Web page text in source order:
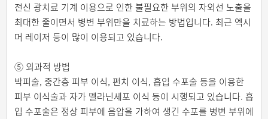
전신 광치료 기계 이용으로 인한 불필요한 부위의 자외선 노출을
최대한 줄이면서 병변 부위만을 치료하는 방법입니다. 최근 엑시
머 레이저 등이 많이 이용되고 있습니다.
⑤ 외과적 방법
박피술, 중간층 피부 이식, 펀치 이식, 흡입 수포술 등을 이용한
피부 이식술과 자가 멜라닌세포 이식 등이 시행되고 있습니다. 흡
입 수포술은 정상 피부에 음압을 가하여 생긴 수포를 병변 부위에